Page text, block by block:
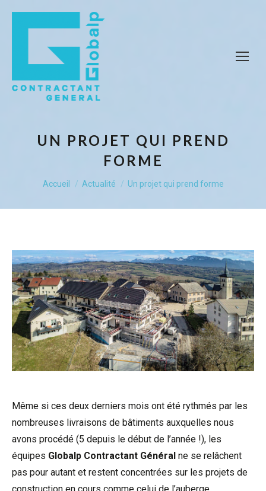
UN PROJET QUI PREND
FORME
Vous êtes ici :
Accueil Actualité Un projet qui prend forme
Même si ces deux derniers mois ont été rythmés par les
nombreuses livraisons de bâtiments auxquelles nous
avons procédé (5 depuis le début de l’année !), les
équipes Globalp Contractant Général ne se relâchent
pas pour autant et restent concentrées sur les projets de
construction en cours comme celui de l’auberge